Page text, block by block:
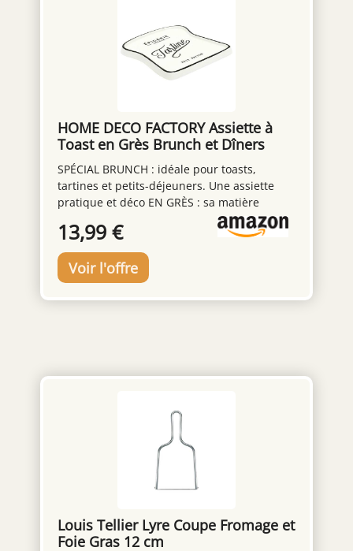
vaisselle. Un gain de temps après chaque
utilisation ACCESSOIRE DES FÊTES : parfait
pour trancher foie gras, terrines et fromages
frais lors de vos repas conviviaux. L'outil
HOME DECO FACTORY Assiette à
Toast en Grès Brunch et Dîners
Blanc et Noir
SPÉCIAL BRUNCH : idéale pour toasts,
tartines et petits-déjeuners. Une assiette
pratique et déco EN GRÈS : sa matière
robuste résiste à un usage régulier. Une
assiette durable et élégante BLANC ET NOIR
: ce contraste chic s'accorde à toute
vaisselle. Un accent déco tendance
POLYVALENTE : idéale pour brunchs, dîners
et apéritifs. Une assiette à multiples usages
13,99 €
Louis Tellier Lyre Coupe Fromage et
Foie Gras 12 cm